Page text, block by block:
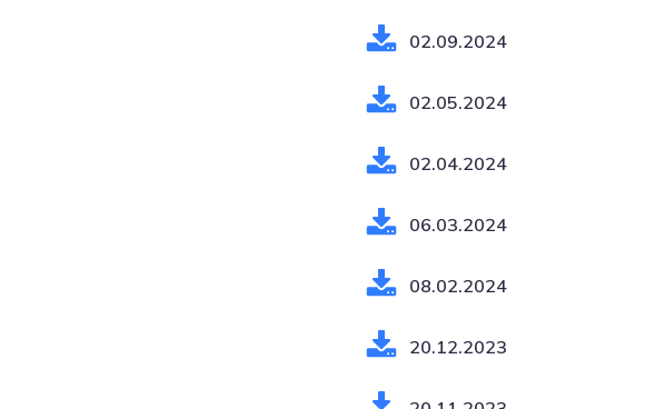
02.09.2024
02.05.2024
02.04.2024
06.03.2024
08.02.2024
20.12.2023